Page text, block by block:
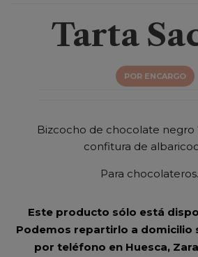
Tarta
POR ENCARGO
Bizcocho de chocolate negro
confitura de
Para chocolateros.
Este producto sólo está
Podemos repartirlo a domicilio
por teléfono en Huesca,